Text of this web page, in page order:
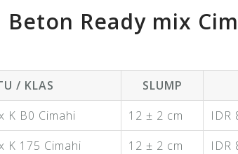
Ready mix
/ KLAS SLUMP
K B0 Cimahi 12 ± 2 cm
IDR
K 175 Cimahi 12 ± 2 cm
IDR